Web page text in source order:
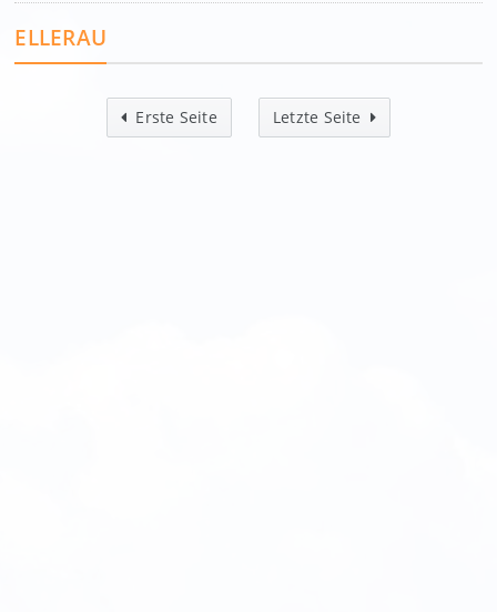
ELLERAU
Erste Seite Letzte Seite